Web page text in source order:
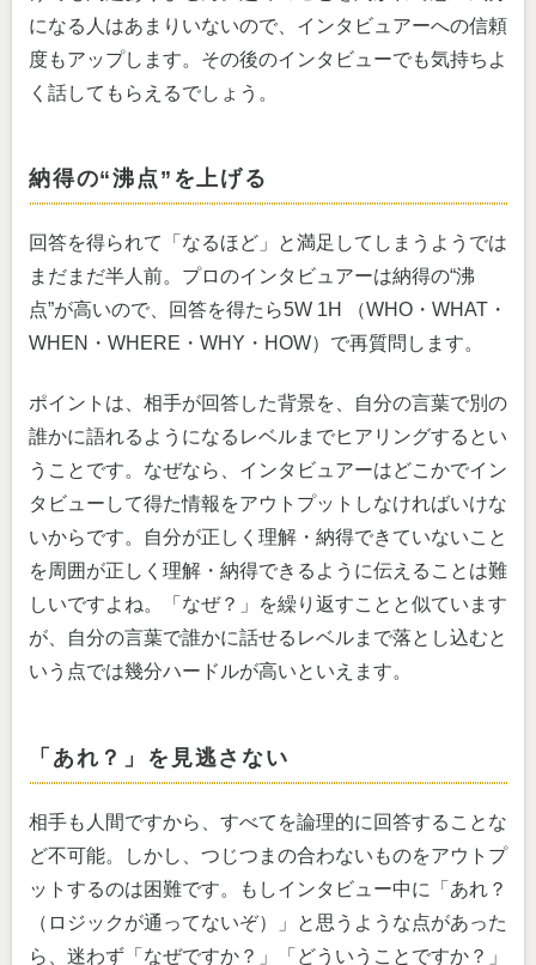
になる人はあまりいないので、インタビュアーへの信頼
度もアップします。その後のインタビューでも気持ちよ
く話してもらえるでしょう。
納得の“沸点”を上げる
回答を得られて「なるほど」と満足してしまうようでは
まだまだ半人前。プロのインタビュアーは納得の“沸
点”が高いので、回答を得たら5W 1H （WHO・WHAT・
WHEN・WHERE・WHY・HOW）で再質問します。
ポイントは、相手が回答した背景を、自分の言葉で別の
誰かに語れるようになるレベルまでヒアリングするとい
うことです。なぜなら、インタビュアーはどこかでイン
タビューして得た情報をアウトプットしなければいけな
いからです。自分が正しく理解・納得できていないこと
を周囲が正しく理解・納得できるように伝えることは難
しいですよね。「なぜ？」を繰り返すことと似ています
が、自分の言葉で誰かに話せるレベルまで落とし込むと
いう点では幾分ハードルが高いといえます。
「あれ？」を見逃さない
相手も人間ですから、すべてを論理的に回答することな
ど不可能。しかし、つじつまの合わないものをアウトプ
ットするのは困難です。もしインタビュー中に「あれ？
（ロジックが通ってないぞ）」と思うような点があった
ら、迷わず「なぜですか？」「どういうことですか？」